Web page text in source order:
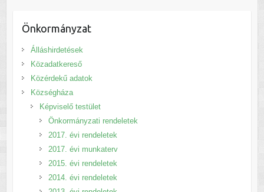
Önkormányzat
Álláshirdetések
Közadatkereső
Közérdekű adatok
Községháza
Képviselő testület
Önkormányzati rendeletek
2017. évi rendeletek
2017. évi munkaterv
2015. évi rendeletek
2014. évi rendeletek